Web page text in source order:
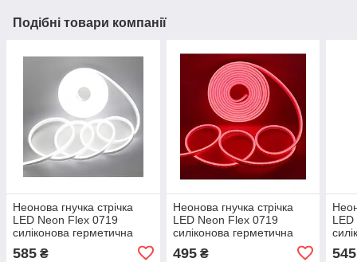
Подібні товари компанії
Неонова гнучка стрічка
LED Neon Flex 0719
силіконова герметична
585 ₴
Неонова гнучка стрічка
LED Neon Flex 0719
силіконова герметична
12V-220V, 5 м Червоний
495₴ 545